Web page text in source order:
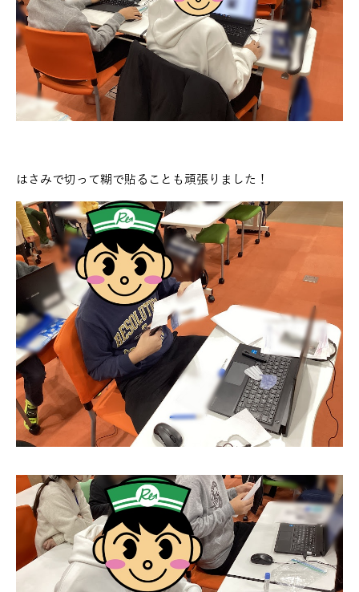
はさみで切って糊で貼ることも頑張りました！